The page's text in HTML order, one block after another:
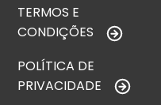
TERMOS E
CONDIÇÕES
POLÍTICA DE
PRIVACIDADE